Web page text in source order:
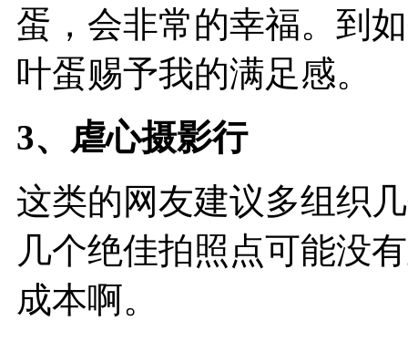
蛋，会非常的幸福。到
叶蛋赐予我的满足感。
3、虐心摄影行
这类的网友建议多组织
几个绝佳拍照点可能没
成本啊。